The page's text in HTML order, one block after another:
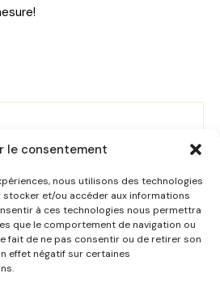
le consentement
nous utilisons des technologies
et/ou accéder aux informations
à ces technologies nous permettra
que le comportement de navigation ou
fait de ne pas consentir ou de retirer son
effet négatif sur certaines
certifiée Qualiopi, fondatrice de
à Mulhouse depuis 2009.